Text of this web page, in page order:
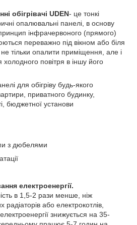
обігрівачі UDEN- це тонкі
опалювальні панелі, в основу
інфрачервоного (прямого)
переважно під вікном або біля
тільки опалити приміщення, але і
повітря в іншу його
для обігріву будь-якого
приватного будинку,
бюджетної установи
з дюбелями
електроенергії.
в 1,5-2 рази менше, ніж
радіаторів або електрокотлів,
знижується на 35-